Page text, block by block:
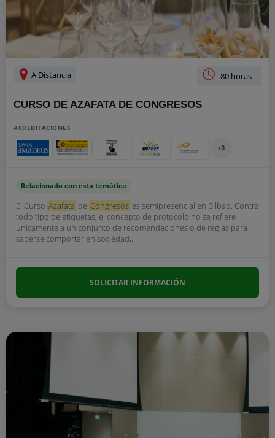
A Distancia 80 horas
CURSO DE AZAFATA DE CONGRESOS
ACREDITACIONES
+3
Relacionado con esta temática
El Curso Azafata de Congresos es semipresencial en Bilbao. Contra
todo tipo de etiquetas, el concepto de protocolo no se refiere
únicamente a un conjunto de recomendaciones o de reglas para
saberse comportar en sociedad,...
SOLICITAR INFORMACIÓN